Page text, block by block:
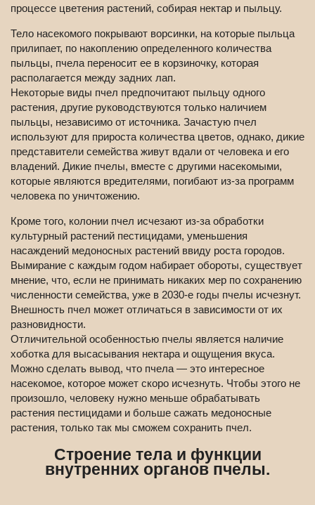
процессе цветения растений, собирая нектар и пыльцу.
Тело насекомого покрывают ворсинки, на которые пыльца
прилипает, по накоплению определенного количества
пыльцы, пчела переносит ее в корзиночку, которая
располагается между задних лап.
Некоторые виды пчел предпочитают пыльцу одного
растения, другие руководствуются только наличием
пыльцы, независимо от источника. Зачастую пчел
используют для прироста количества цветов, однако, дикие
представители семейства живут вдали от человека и его
владений. Дикие пчелы, вместе с другими насекомыми,
которые являются вредителями, погибают из-за программ
человека по уничтожению.
Кроме того, колонии пчел исчезают из-за обработки
культурный растений пестицидами, уменьшения
насаждений медоносных растений ввиду роста городов.
Вымирание с каждым годом набирает обороты, существует
мнение, что, если не принимать никаких мер по сохранению
численности семейства, уже в 2030-е годы пчелы исчезнут.
Внешность пчел может отличаться в зависимости от их
разновидности.
Отличительной особенностью пчелы является наличие
хоботка для высасывания нектара и ощущения вкуса.
Можно сделать вывод, что пчела — это интересное
насекомое, которое может скоро исчезнуть. Чтобы этого не
произошло, человеку нужно меньше обрабатывать
растения пестицидами и больше сажать медоносные
растения, только так мы сможем сохранить пчел.
Строение тела и функции
внутренних органов пчелы.